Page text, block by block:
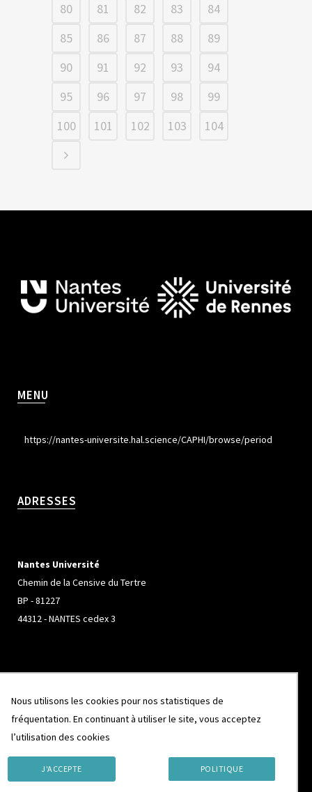
80
81 82 83
84
85
86 87 88
89
90
91 92 93
94
95
96 97 98
99
100
101 102 103 104
MENU
https://nantes-universite.hal.science/CAPHI/browse/period
ADRESSES
Nantes Université
Chemin de la Censive du Tertre
BP - 81227
44312 - NANTES cedex 3
Campus de Beaulieu
263 Avenue Général Leclerc
CS 74205
35042 - RENNES cedex
Nous utilisons les cookies pour nos statistiques de
fréquentation. En continuant à utiliser le site, vous acceptez
l’utilisation des cookies
J'ACCEPTE POLITIQUE